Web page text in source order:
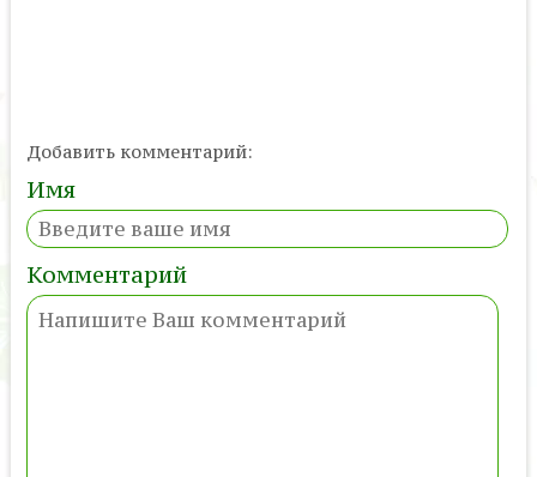
Добавить комментарий:
Имя
Комментарий